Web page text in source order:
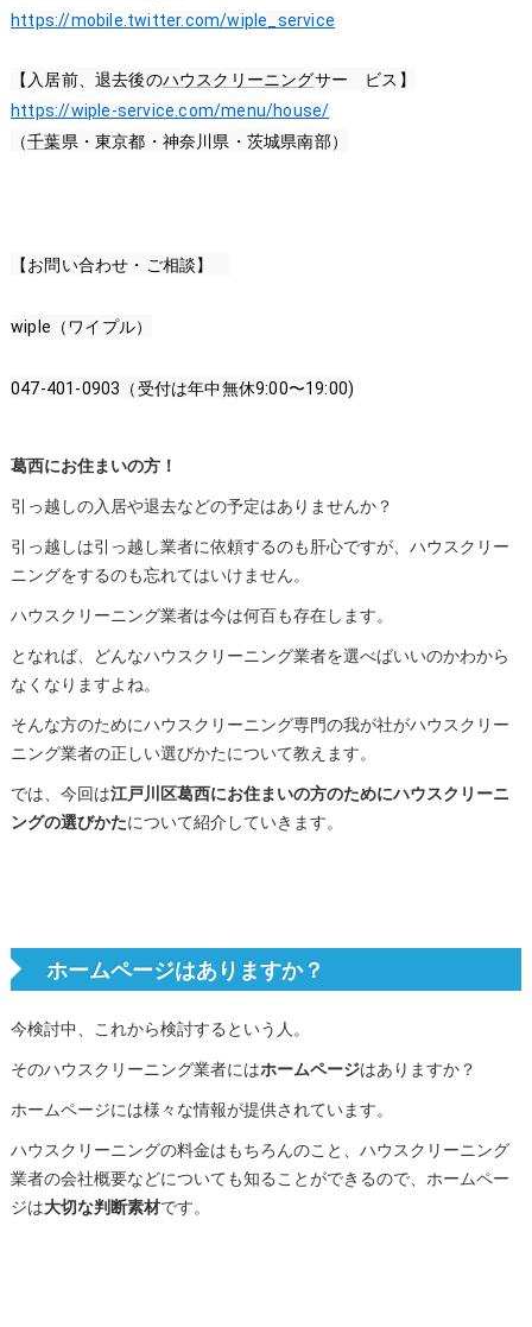
https://mobile.twitter.com/wiple_service
【入居前、退去後のハウスクリーニングサー　ビス】
https://wiple-service.com/menu/house/
（千葉県・東京都・神奈川県・茨城県南部）
【お問い合わせ・ご相談】
wiple（ワイプル）
047-401-0903（受付は年中無休9:00〜19:00)
葛西にお住まいの方！
引っ越しの入居や退去などの予定はありませんか？
引っ越しは引っ越し業者に依頼するのも肝心ですが、ハウスクリー
ニングをするのも忘れてはいけません。
ハウスクリーニング業者は今は何百も存在します。
となれば、どんなハウスクリーニング業者を選べばいいのかわから
なくなりますよね。
そんな方のためにハウスクリーニング専門の我が社がハウスクリー
ニング業者の正しい選びかたについて教えます。
では、今回は江戸川区葛西にお住まいの方のためにハウスクリーニ
ングの選びかたについて紹介していきます。
ホームページはありますか？
今検討中、これから検討するという人。
そのハウスクリーニング業者にはホームページはありますか？
ホームページには様々な情報が提供されています。
ハウスクリーニングの料金はもちろんのこと、ハウスクリーニング
業者の会社概要などについても知ることができるので、ホームペー
ジは大切な判断素材です。